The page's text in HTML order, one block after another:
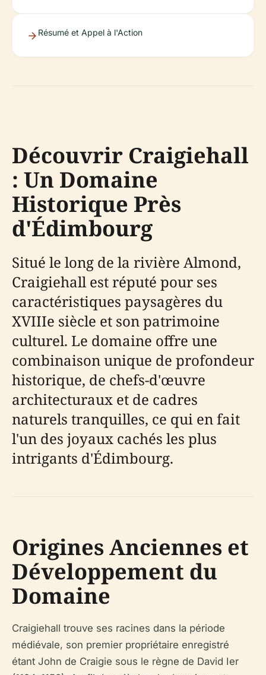
Résumé et Appel à l'Action
Découvrir Craigiehall
: Un Domaine
Historique Près
d'Édimbourg
Situé le long de la rivière Almond,
Craigiehall est réputé pour ses
caractéristiques paysagères du
XVIIIe siècle et son patrimoine
culturel. Le domaine offre une
combinaison unique de profondeur
historique, de chefs-d'œuvre
architecturaux et de cadres
naturels tranquilles, ce qui en fait
l'un des joyaux cachés les plus
intrigants d'Édimbourg.
Origines Anciennes et
Développement du
Domaine
Craigiehall trouve ses racines dans la période
médiévale, son premier propriétaire enregistré
étant John de Craigie sous le règne de David Ier